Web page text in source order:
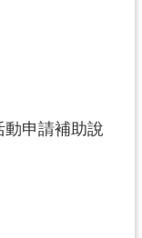
申請補助說